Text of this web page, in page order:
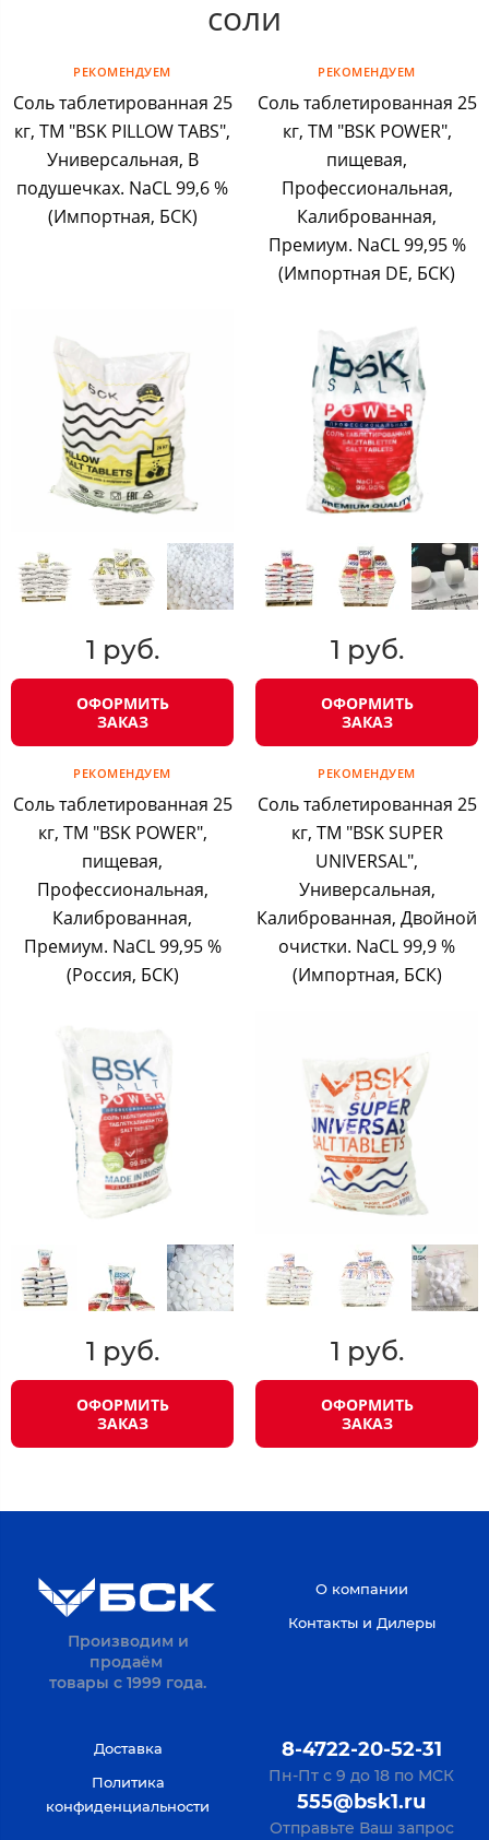
соли
РЕКОМЕНДУЕМ
Соль таблетированная 25
кг, ТМ "BSK PILLOW TABS",
Универсальная, В
подушечках. NaCL 99,6 %
(Импортная, БСК)
1 руб.
ОФОРМИТЬ
ЗАКАЗ
РЕКОМЕНДУЕМ
Соль таблетированная 25
кг, ТМ "BSK POWER",
пищевая,
Профессиональная,
Калиброванная,
Премиум. NaCL 99,95 %
(Импортная DE, БСК)
1 руб.
ОФОРМИТЬ
ЗАКАЗ
РЕКОМЕНДУЕМ
Соль таблетированная 25
кг, ТМ "BSK POWER",
пищевая,
Профессиональная,
Калиброванная,
Премиум. NaCL 99,95 %
(Россия, БСК)
1 руб.
ОФОРМИТЬ
ЗАКАЗ
РЕКОМЕНДУЕМ
Соль таблетированная 25
кг, ТМ "BSK SUPER
UNIVERSAL",
Универсальная,
Калиброванная, Двойной
очистки. NaCL 99,9 %
(Импортная, БСК)
1 руб.
ОФОРМИТЬ
ЗАКАЗ
Производим и
продаём
товары с 1999 года.
О компании
Контакты и Дилеры
Доставка
Политика
конфиденциальности
8-4722-20-52-31
Пн-Пт с 9 до 18 по МСК
555@bsk1.ru
Отправьте Ваш запрос